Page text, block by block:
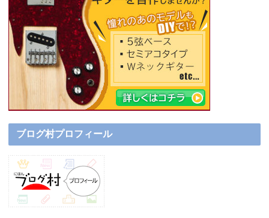
ブログ村プロフィール